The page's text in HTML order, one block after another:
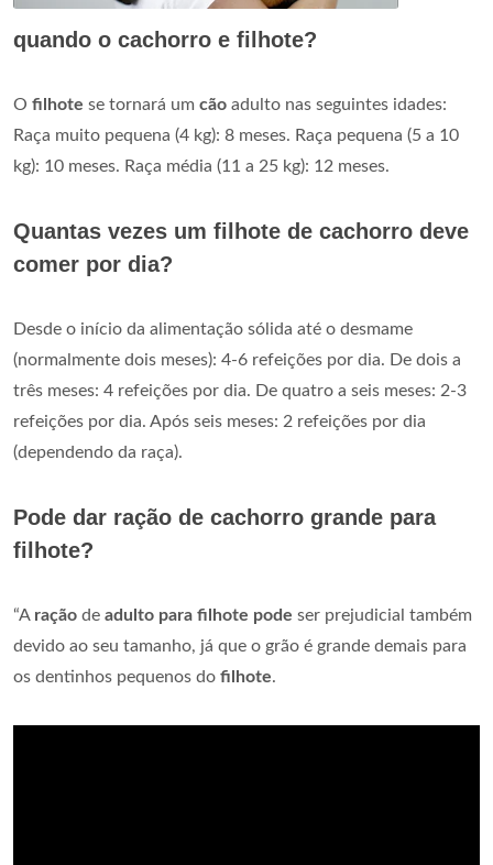
quando o cachorro e filhote?
O filhote se tornará um cão adulto nas seguintes idades:
Raça muito pequena (4 kg): 8 meses. Raça pequena (5 a 10
kg): 10 meses. Raça média (11 a 25 kg): 12 meses.
Quantas vezes um filhote de cachorro deve
comer por dia?
Desde o início da alimentação sólida até o desmame
(normalmente dois meses): 4-6 refeições por dia. De dois a
três meses: 4 refeições por dia. De quatro a seis meses: 2-3
refeições por dia. Após seis meses: 2 refeições por dia
(dependendo da raça).
Pode dar ração de cachorro grande para
filhote?
“A ração de adulto para filhote pode ser prejudicial também
devido ao seu tamanho, já que o grão é grande demais para
os dentinhos pequenos do filhote.